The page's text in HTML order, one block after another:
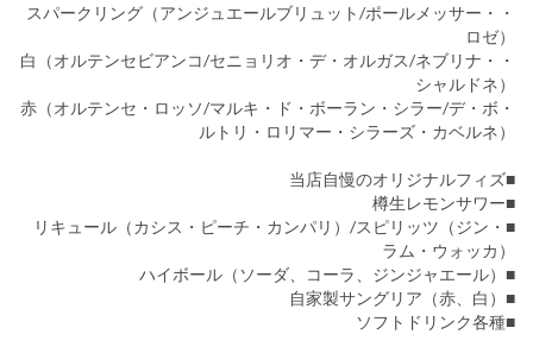
・スパークリング（アンジュエールブリュット/ポールメッサー・
ロゼ）
・白（オルテンセビアンコ/セニョリオ・デ・オルガス/ネブリナ・
シャルドネ）
・赤（オルテンセ・ロッソ/マルキ・ド・ボーラン・シラー/デ・ボ
ルトリ・ロリマー・シラーズ・カベルネ）
■当店自慢のオリジナルフィズ
■樽生レモンサワー
■リキュール（カシス・ピーチ・カンパリ）/スピリッツ（ジン・
ラム・ウォッカ）
■ハイボール（ソーダ、コーラ、ジンジャエール）
■自家製サングリア（赤、白）
■ソフトドリンク各種